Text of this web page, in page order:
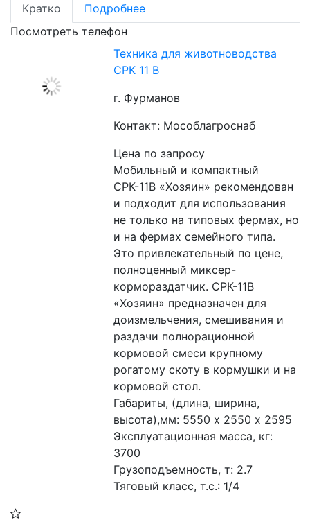
Кратко
Подробнее
Посмотреть телефон
Техника для животноводства
СРК 11 В
г. Фурманов
Контакт: Мособлагроснаб
Цена по запросу
Мобильный и компактный
СРК-11В «Хозяин» рекомендован
и подходит для использования
не только на типовых фермах, но
и на фермах семейного типа.
Это привлекательный по цене,
полноценный миксер-
кормораздатчик. СРК-11В
«Хозяин» предназначен для
доизмельчения, смешивания и
раздачи полнорационной
кормовой смеси крупному
рогатому скоту в кормушки и на
кормовой стол.
Габариты, (длина, ширина,
высота),мм: 5550 х 2550 х 2595
Эксплуатационная масса, кг:
3700
Грузоподъемность, т: 2.7
Тяговый класс, т.с.: 1/4